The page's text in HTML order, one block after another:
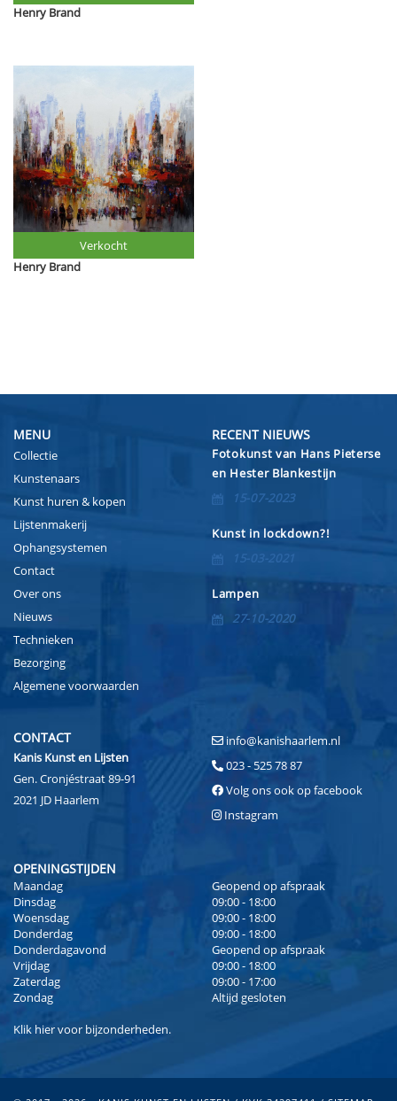
Henry Brand
Henry Brand
Verkocht
MENU
Collectie
Kunstenaars
Kunst huren & kopen
Lijstenmakerij
Ophangsystemen
Contact
Over ons
Nieuws
Technieken
Bezorging
Algemene voorwaarden
RECENT NIEUWS
Fotokunst van Hans Pieterse
en Hester Blankestijn
15-07-2023
Kunst in lockdown?!
15-03-2021
Lampen
27-10-2020
CONTACT
Kanis Kunst en Lijsten
Gen. Cronjéstraat 89-91
2021 JD Haarlem
info@kanishaarlem.nl
023 - 525 78 87
Volg ons ook op facebook
Instagram
OPENINGSTIJDEN
Maandag
Geopend op afspraak
Dinsdag
09:00 - 18:00
Woensdag
09:00 - 18:00
Donderdag
09:00 - 18:00
Donderdagavond
Geopend op afspraak
Vrijdag
09:00 - 18:00
Zaterdag
09:00 - 17:00
Zondag
Altijd gesloten
Klik hiervoor bijzonderheden.